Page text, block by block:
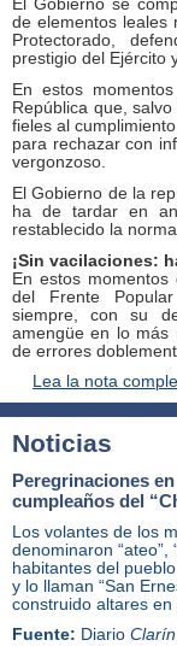
El Gobierno se
de elementos leales
Protectorado,
prestigio del Ejército
En estos
República que,
fieles al
para rechazar con
vergonzoso.
El Gobierno de la
ha de tardar en
restablecido la
¡Sin vacilaciones:
En estos
del Frente
siempre, con su
amengüe en lo más
de errores
Lea la nota
Noticias
Peregrinaciones
cumpleaños del
Los volantes de los
denominaron “ateo”,
habitantes del
y lo llaman “San
construido altares en
Fuente: Diario Clarín